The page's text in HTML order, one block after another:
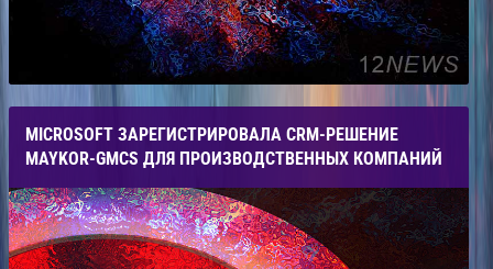
MICROSOFT ЗАРЕГИСТРИРОВАЛА CRM-РЕШЕНИЕ
MAYKOR-GMCS ДЛЯ ПРОИЗВОДСТВЕННЫХ КОМПАНИЙ